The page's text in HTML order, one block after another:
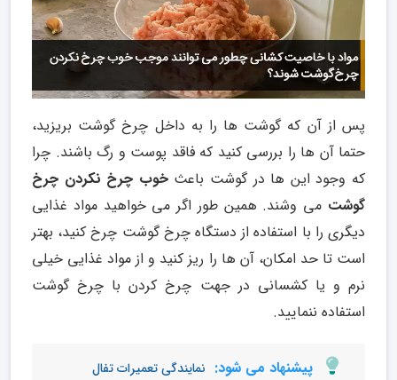
پس از آن که گوشت ها را به داخل چرخ گوشت بریزید،
حتما آن ها را بررسی کنید که فاقد پوست و رگ باشند. چرا
که وجود این ها در گوشت باعثخوب چرخ نکردن چرخ
گوشت می وشند. همین طور اگر می خواهید مواد غذایی
دیگری را با استفاده از دستگاه چرخ گوشت چرخ کنید، بهتر
است تا حد امکان، آن ها را ریز کنید و از مواد غذایی خیلی
نرم و یا کشسانی در جهت چرخ کردن با چرخ گوشت
استفاده ننمایید.
پیشنهاد می شود: نمایندگی تعمیرات تفال